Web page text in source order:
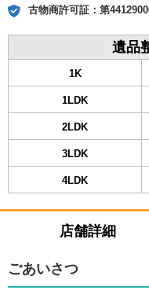
古物商許可証： 第
遺品
1K
1LDK
2LDK
3LDK
4LDK
店舗詳細
ごあいさつ